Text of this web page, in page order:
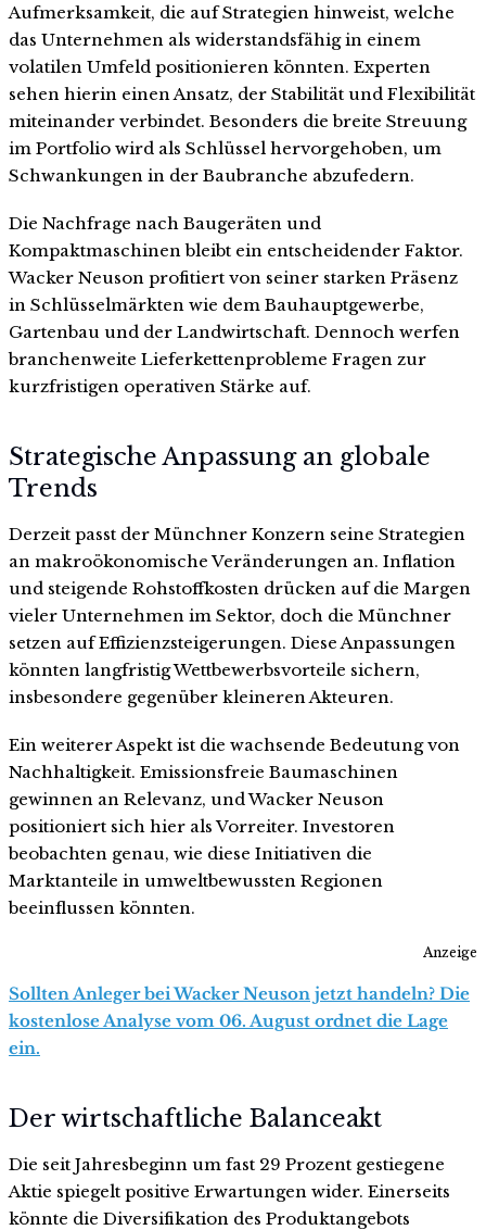
Aufmerksamkeit, die auf Strategien hinweist, welche
das Unternehmen als widerstandsfähig in einem
volatilen Umfeld positionieren könnten. Experten
sehen hierin einen Ansatz, der Stabilität und Flexibilität
miteinander verbindet. Besonders die breite Streuung
im Portfolio wird als Schlüssel hervorgehoben, um
Schwankungen in der Baubranche abzufedern.
Die Nachfrage nach Baugeräten und
Kompaktmaschinen bleibt ein entscheidender Faktor.
Wacker Neuson profitiert von seiner starken Präsenz
in Schlüsselmärkten wie dem Bauhauptgewerbe,
Gartenbau und der Landwirtschaft. Dennoch werfen
branchenweite Lieferkettenprobleme Fragen zur
kurzfristigen operativen Stärke auf.
Strategische Anpassung an globale
Trends
Derzeit passt der Münchner Konzern seine Strategien
an makroökonomische Veränderungen an. Inflation
und steigende Rohstoffkosten drücken auf die Margen
vieler Unternehmen im Sektor, doch die Münchner
setzen auf Effizienzsteigerungen. Diese Anpassungen
könnten langfristig Wettbewerbsvorteile sichern,
insbesondere gegenüber kleineren Akteuren.
Ein weiterer Aspekt ist die wachsende Bedeutung von
Nachhaltigkeit. Emissionsfreie Baumaschinen
gewinnen an Relevanz, und Wacker Neuson
positioniert sich hier als Vorreiter. Investoren
beobachten genau, wie diese Initiativen die
Marktanteile in umweltbewussten Regionen
beeinflussen könnten.
Anzeige
Sollten Anleger bei Wacker Neuson jetzt handeln? Die
kostenlose Analyse vom 06. August ordnet die Lage
ein.
Der wirtschaftliche Balanceakt
Die seit Jahresbeginn um fast 29 Prozent gestiegene
Aktie spiegelt positive Erwartungen wider. Einerseits
könnte die Diversifikation des Produktangebots